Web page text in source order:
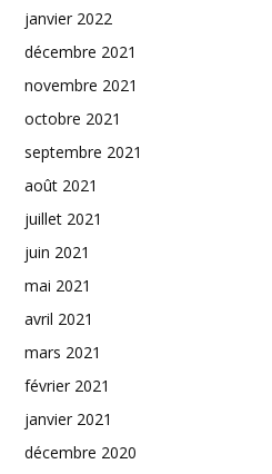
janvier 2022
décembre 2021
novembre 2021
octobre 2021
septembre 2021
août 2021
juillet 2021
juin 2021
mai 2021
avril 2021
mars 2021
février 2021
janvier 2021
décembre 2020